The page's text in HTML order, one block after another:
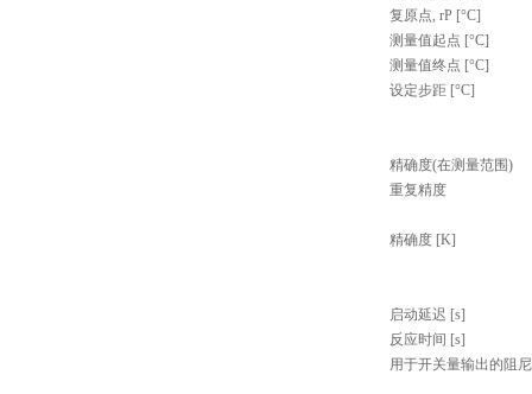
复原点, rP [°C]
测量值起点 [°C]
测量值终点 [°C]
设定步距 [°C]
精确度(在测量范围)
重复精度
精确度 [K]
启动延迟 [s]
反应时间 [s]
用于开关量输出的阻